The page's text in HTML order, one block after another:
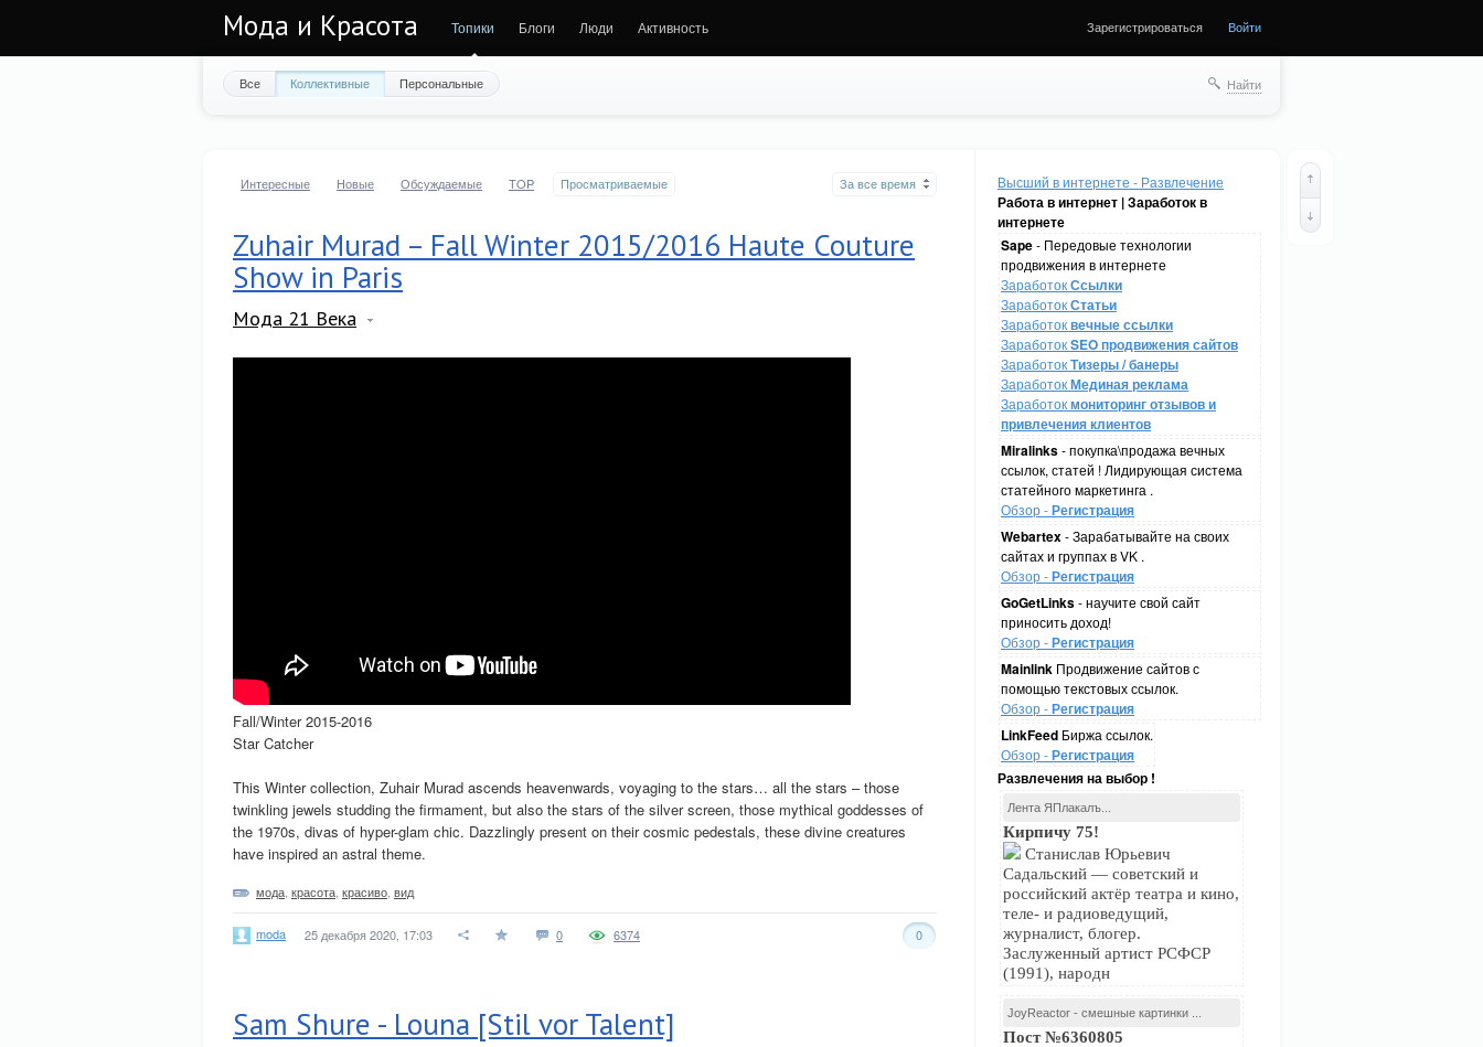
Мода и Красота Топики Блоги Люди Активность Зарегистрироваться Войти
Все Коллективные Персональные Найти
Высший в интернете - Развлечение
Работа в интернет | Заработок в
интернете
Sape- Передовые технологии
продвижения в интернете
ЗаработокСсылки
ЗаработокСтатьи
Заработоквечные ссылки
ЗаработокSEO продвижения сайтов
ЗаработокТизеры / банеры
ЗаработокМединая реклама
Заработокмониторинг отзывов и
привлечения клиентов
Miralinks- покупка\продажа вечных
ссылок, статей ! Лидирующая система
статейного маркетинга .
Обзор -Регистрация
Webartex- Зарабатывайте на своих
сайтах и группах в VK .
Обзор -Регистрация
GoGetLinks- научите свой сайт
приносить доход!
Обзор -Регистрация
Mainlink Продвижение сайтов с
помощью текстовых ссылок.
Обзор -Регистрация
LinkFeed Биржа ссылок.
Обзор -Регистрация
Развлечения на выбор !
Лента ЯПлакалъ...
Кирпичу 75!
Станислав Юрьевич
Садальский — советский и
российский актёр театра и кино,
теле- и радиоведущий,
журналист, блогер.
Заслуженный артист РСФСР
(1991), народн
JoyReactor - смешные картинки ...
Пост №6360805
Интересные Новые Обсуждаемые TOP Просматриваемые За все время
Zuhair Murad – Fall Winter 2015/2016 Haute Couture
Show in Paris
Мода 21 Века
Fall/Winter 2015-2016
Star Catcher
This Winter collection, Zuhair Murad ascends heavenwards, voyaging to the stars… all the stars – those
twinkling jewels studding the firmament, but also the stars of the silver screen, those mythical goddesses of
the 1970s, divas of hyper-glam chic. Dazzlingly present on their cosmic pedestals, these divine creatures
have inspired an astral theme.
мода красота красиво вид
moda 25 декабря 2020, 17:03 0 0
6374
Sam Shure - Louna [Stil vor Talent]